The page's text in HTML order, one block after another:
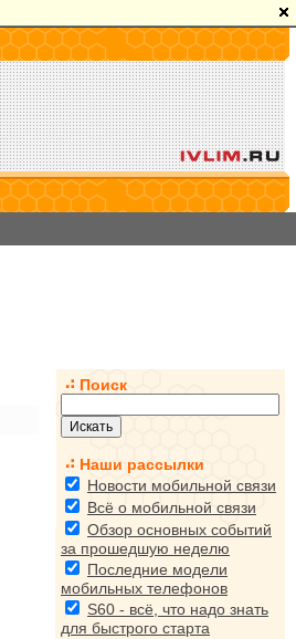
Поиск
Наши рассылки
Новости мобильной связи
Всё о мобильной связи
Обзор основных событий
за прошедшую неделю
Последние модели
мобильных телефонов
S60 - всё, что надо знать
для быстрого старта